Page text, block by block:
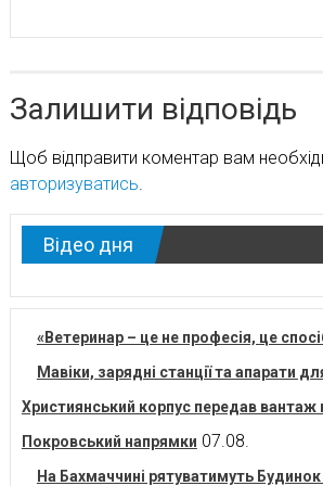
Залишити відповідь
Щоб відправити коментар вам
авторизуватись.
Відео дня
«Ветеринар – це не професія, це
Мавіки, зарядні станції та апарати
Християнський корпус передав вантаж
Покровський напрямки 07.08.
На Бахмаччині рятуватимуть Будинок